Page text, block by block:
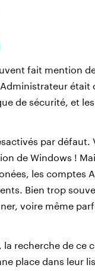
fait mention
était
de sécurité, et
par défaut.
de Windows !
les comptes
Bien trop
voire même
la recherche de ce
place dans leur